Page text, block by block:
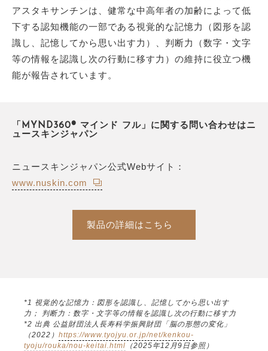
アスタキサンチンは、健常な中高年者の加齢によって低
下する認知機能の一部である視覚的な記憶力（図形を認
識し、記憶してから思い出す力）、判断力（数字・文字
等の情報を認識し次の行動に移す力）の維持に役立つ機
能が報告されています。
「MYND360® マインド フル」に関する問い合わせはニ
ュースキンジャパン
ニュースキンジャパン公式Webサイト：
www.nuskin.com
製品の詳細はこちら
*1 視覚的な記憶力：図形を認識し、記憶してから思い出す
力； 判断力：数字・文字等の情報を認識し次の行動に移す力
*2 出典 公益財団法人長寿科学振興財団「脳の形態の変化」
（2022） https://www.tyojyu.or.jp/net/kenkou-
tyoju/rouka/nou-keitai.html （2025年12月9日参照）